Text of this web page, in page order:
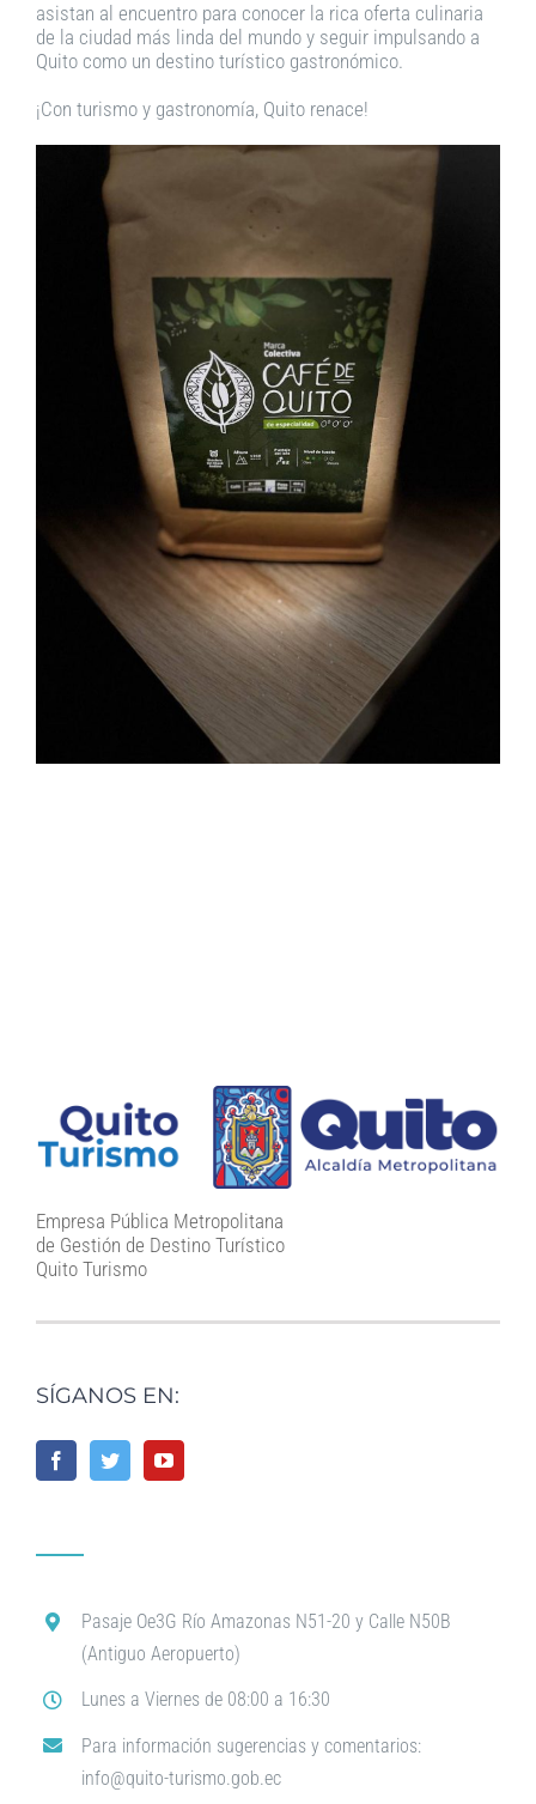
asistan al encuentro para conocer la rica oferta culinaria
de la ciudad más linda del mundo y seguir impulsando a
Quito como un destino turístico gastronómico.
¡Con turismo y gastronomía, Quito renace!
Empresa Pública Metropolitana
de Gestión de Destino Turístico
Quito Turismo
SÍGANOS EN:
Pasaje Oe3G Río Amazonas N51-20 y Calle N50B
(Antiguo Aeropuerto)
Lunes a Viernes de 08:00 a 16:30
Para información sugerencias y comentarios:
info@quito-turismo.gob.ec